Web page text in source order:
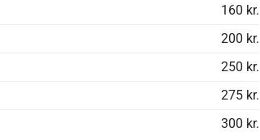
160 kr.
200 kr.
250 kr.
275 kr.
300 kr.